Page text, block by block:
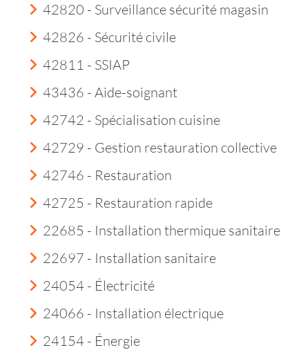
42820 - Surveillance sécurité magasin
42826 - Sécurité civile
42811 - SSIAP
43436 - Aide-soignant
42742 - Spécialisation cuisine
42729 - Gestion restauration collective
42746 - Restauration
42725 - Restauration rapide
22685 - Installation thermique sanitaire
22697 - Installation sanitaire
24054 - Électricité
24066 - Installation électrique
24154 - Énergie